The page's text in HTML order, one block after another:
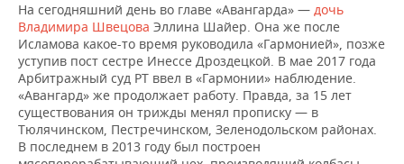
На сегодняшний день во главе «Авангарда» — дочь
Владимира Швецова Эллина Шайер. Она же после
Исламова какое-то время руководила «Гармонией», позже
уступив пост сестре Инессе Дроздецкой. В мае 2017 года
Арбитражный суд РТ ввел в «Гармонии» наблюдение.
«Авангард» же продолжает работу. Правда, за 15 лет
существования он трижды менял прописку — в
Тюлячинском, Пестречинском, Зеленодольском районах.
В последнем в 2013 году был построен